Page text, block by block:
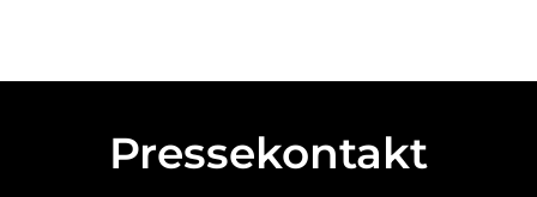
Pressekontakt